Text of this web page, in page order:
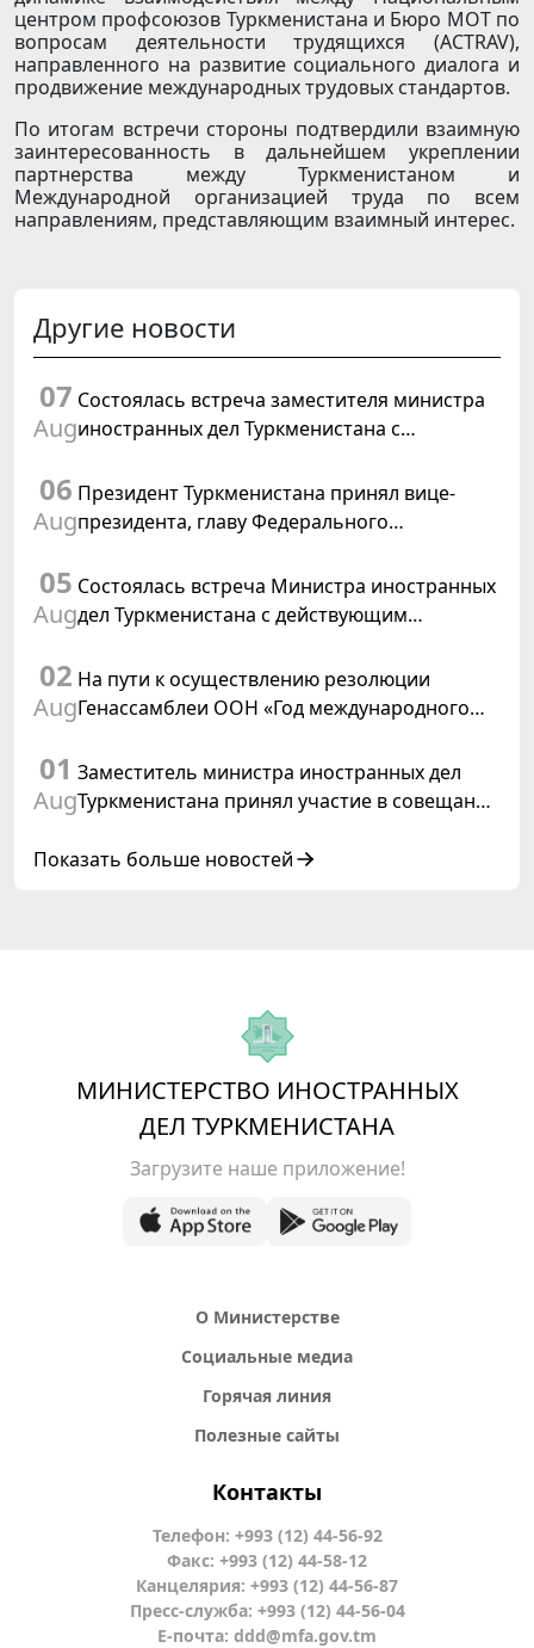
центром профсоюзов Туркменистана и Бюро МОТ по
вопросам деятельности трудящихся (ACTRAV),
направленного на развитие социального диалога и
продвижение международных трудовых стандартов.
По итогам встречи стороны подтвердили взаимную
заинтересованность в дальнейшем укреплении
партнерства между Туркменистаном и
Международной организацией труда по всем
направлениям, представляющим взаимный интерес.
Другие новости
07
Aug
Состоялась встреча заместителя министра
иностранных дел Туркменистана с
Туркменистане
06
Aug
Президент Туркменистана принял вице-
президента, главу Федерального
Швейцарской Конфедерации
05
Aug
Состоялась встреча Министра иностранных
дел Туркменистана с действующим
02
Aug
На пути к осуществлению резолюции
Генассамблеи ООН «Год международного
Туркменистаном
01
Aug
Заместитель министра иностранных дел
Туркменистана принял участие в совещании
сотрудничества «Центральная Азия –
Показать больше новостей
МИНИСТЕРСТВО ИНОСТРАННЫХ
ДЕЛ ТУРКМЕНИСТАНА
Загрузите наше приложение!
О Министерстве
Социальные медиа
Горячая линия
Полезные сайты
Контакты
Телефон: +993 (12) 44-56-92
Факс: +993 (12) 44-58-12
Канцелярия: +993 (12) 44-56-87
Пресс-служба: +993 (12) 44-56-04
Е-почта: ddd@mfa.gov.tm